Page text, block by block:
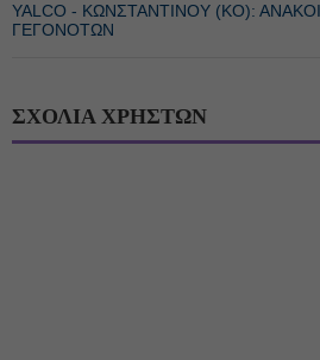
YALCO - ΚΩΝΣΤΑΝΤΙΝΟΥ (ΚΟ):
ΓΕΓΟΝΟΤΩΝ
ΣΧΟΛΙΑ ΧΡΗΣΤΩΝ